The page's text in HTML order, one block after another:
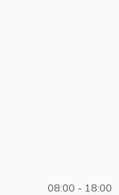
08:00 - 18:00